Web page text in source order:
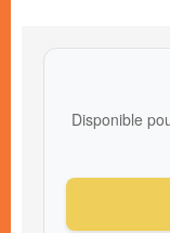
Disponible